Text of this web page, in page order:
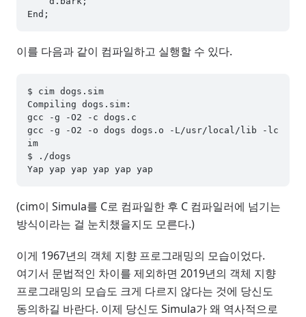
이를 다음과 같이 컴파일하고 실행할 수 있다.
$ cim dogs.sim
Compiling dogs.sim:
gcc -g -O2 -c dogs.c
gcc -g -O2 -o dogs dogs.o -L/usr/local/lib -lc
im
$ ./dogs
(cim이 Simula를 C로 컴파일한 후 C 컴파일러에 넘기는
방식이라는 걸 눈치챘을지도 모른다.)
이게 1967년의 객체 지향 프로그래밍의 모습이었다.
여기서 문법적인 차이를 제외하면 2019년의 객체 지향
프로그래밍의 모습도 크게 다르지 않다는 것에 당신도
동의하길 바란다. 이제 당신도 Simula가 왜 역사적으로